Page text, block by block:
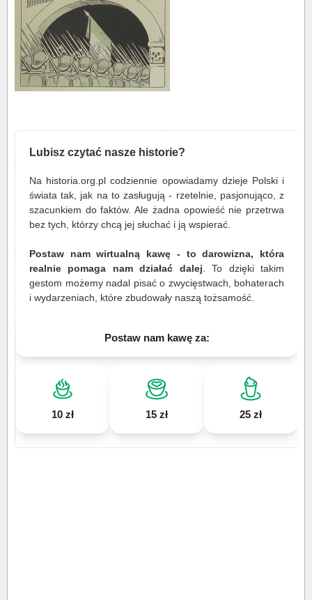
Lubisz czytać nasze historie?
Na historia.org.pl codziennie opowiadamy dzieje Polski i
świata tak, jak na to zasługują - rzetelnie, pasjonująco, z
szacunkiem do faktów. Ale żadna opowieść nie przetrwa
bez tych, którzy chcą jej słuchać i ją wspierać.
Postaw nam wirtualną kawę - to darowizna, która
realnie pomaga nam działać dalej . To dzięki takim
gestom możemy nadal pisać o zwycięstwach, bohaterach
i wydarzeniach, które zbudowały naszą tożsamość.
Postaw nam kawę za:
10 zł 15 zł 25 zł